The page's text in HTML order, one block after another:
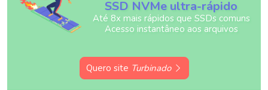
SSD NVMe ultra-rápido
Até 8x mais rápidos que SSDs comuns
Acesso instantâneo aos arquivos
Quero site Turbinado